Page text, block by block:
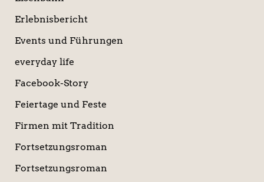
Erlebnisbericht
Events und Führungen
everyday life
Facebook-Story
Feiertage und Feste
Firmen mit Tradition
Fortsetzungsroman
Fortsetzungsroman